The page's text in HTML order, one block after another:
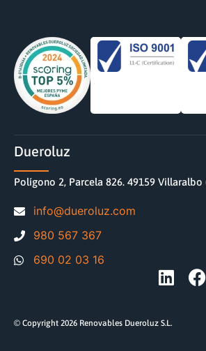
Dueroluz
Polígono 2, Parcela 826. 49159 Villaralbo
moc.zuloreud@ofni
980 567 367
690 02 03 16
© Copyright 2026 Renovables Dueroluz S.L.